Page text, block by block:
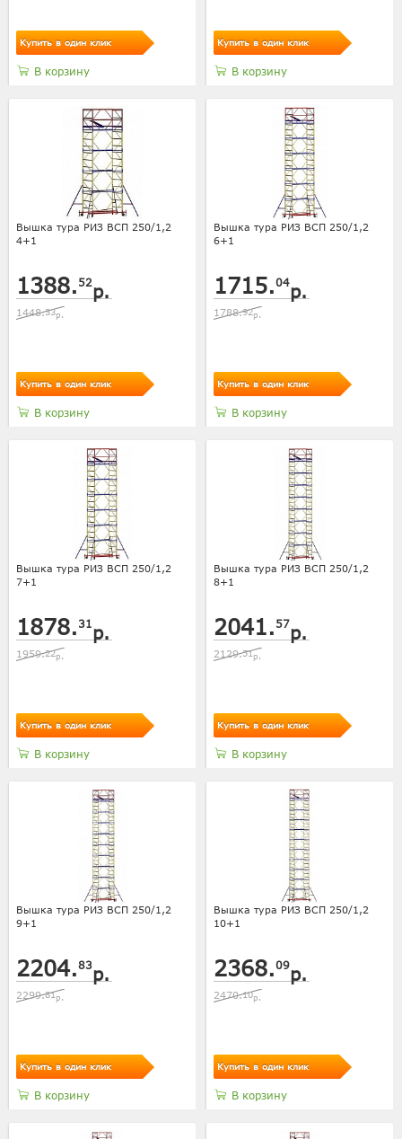
Купить в один клик
В корзину
Купить в один клик
В корзину
Вышка тура РИЗ ВСП 250/1,2
4+1
1388. 52р.
1448.33р.
Купить в один клик
В корзину
Вышка тура РИЗ ВСП 250/1,2
6+1
1715.04р.
1788.92р.
Купить в один клик
В корзину
Вышка тура РИЗ ВСП 250/1,2
7+1
1878. 31р.
1959.22р.
Купить в один клик
В корзину
Вышка тура РИЗ ВСП 250/1,2
8+1
2041. 57р.
2129.51р.
Купить в один клик
В корзину
Вышка тура РИЗ ВСП 250/1,2
9+1
2204.83р.
2299.81р.
Купить в один клик
В корзину
Вышка тура РИЗ ВСП 250/1,2
10+1
2368.09р.
2470.10р.
Купить в один клик
В корзину